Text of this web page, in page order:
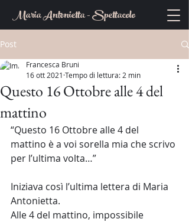
Maria Antonietta - Spettacolo
Post
Questo 16 Ottobre alle 4 del
mattino
Francesca Bruni
16 ott 2021 Tempo di lettura: 2 min
“Questo 16 Ottobre alle 4 del
mattino è a voi sorella mia che scrivo
per l’ultima volta…”
Iniziava così l’ultima lettera di Maria
Antonietta.
Alle 4 del mattino, impossibile